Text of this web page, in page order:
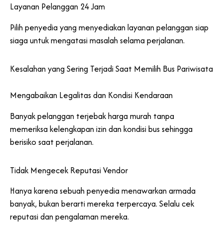
Layanan Pelanggan 24 Jam
Pilih penyedia yang menyediakan layanan pelanggan siap
siaga untuk mengatasi masalah selama perjalanan.
Kesalahan yang Sering Terjadi Saat Memilih Bus Pariwisata
Mengabaikan Legalitas dan Kondisi Kendaraan
Banyak pelanggan terjebak harga murah tanpa
memeriksa kelengkapan izin dan kondisi bus sehingga
berisiko saat perjalanan.
Tidak Mengecek Reputasi Vendor
Hanya karena sebuah penyedia menawarkan armada
banyak, bukan berarti mereka terpercaya. Selalu cek
reputasi dan pengalaman mereka.